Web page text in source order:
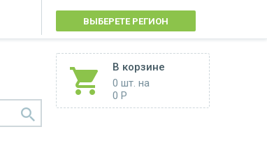
ВЫБЕРЕТЕ РЕГИОН
В корзине
0 шт. на
0 Р